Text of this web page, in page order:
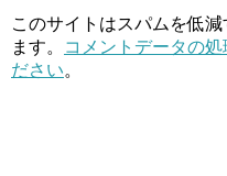
このサイトはスパムを低
ます。
コメントデータの
ださい。